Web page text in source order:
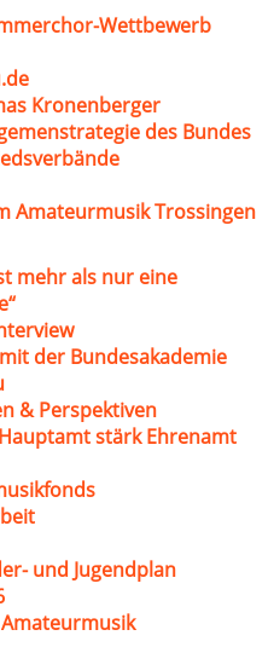
Wettbewerb
Kronenberger
des Bundes
Amateurmusik Trossingen
mehr als nur eine
der Bundesakademie
& Perspektiven
stärk Ehrenamt
und Jugendplan